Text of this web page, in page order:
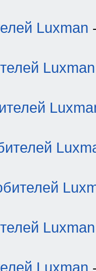
Luxman
Luxman
Luxman
Luxman